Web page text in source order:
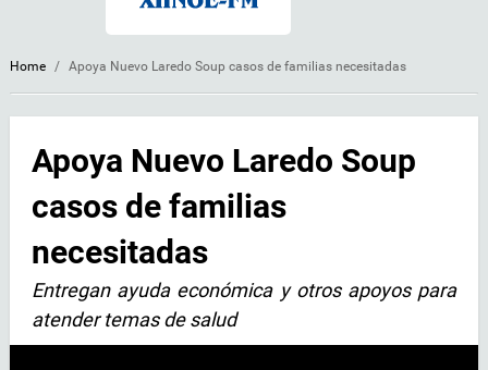
Home / Apoya Nuevo Laredo Soup casos de familias necesitadas
Apoya Nuevo Laredo Soup
casos de familias
necesitadas
Entregan ayuda económica y otros apoyos para
atender temas de salud